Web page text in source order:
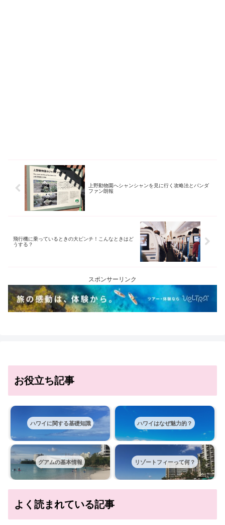
上野動物園へシャンシャンを見に行く攻略法とパンダ
ファン朗報
飛行機に乗っているときの大ピンチ！こんなときはど
うする？
スポンサーリンク
お役立ち記事
ハワイに関する基礎知識 ハワイはなぜ魅力的？
グアムの基本情報 リゾートフィーって何？
よく読まれている記事